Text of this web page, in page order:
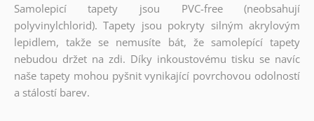
Samolepicí tapety jsou PVC-free (neobsahují
polyvinylchlorid). Tapety jsou pokryty silným akrylovým
lepidlem, takže se nemusíte bát, že samolepící tapety
nebudou držet na zdi. Díky inkoustovému tisku se navíc
naše tapety mohou pyšnit vynikající povrchovou odolností
a stálostí barev.